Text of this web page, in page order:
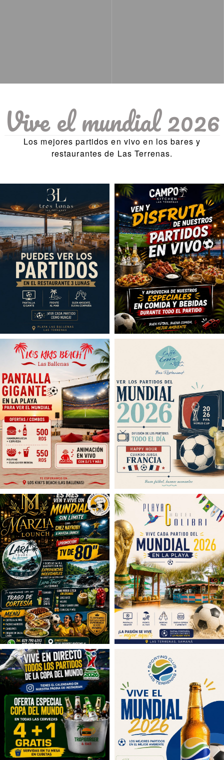
Vive el mundial 2026
Los mejores partidos en vivo en los bares y
restaurantes de Las Terrenas.